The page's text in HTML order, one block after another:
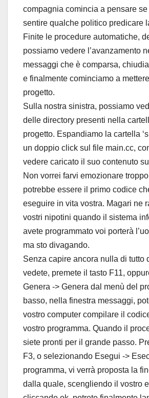
compagnia comincia a pensare
sentire qualche politico predicare
Finite le procedure automatiche,
possiamo vedere l’avanzamento
messaggi che è comparsa,
e finalmente cominciamo a
progetto.
Sulla nostra sinistra, possiamo
delle directory presenti nella
progetto. Espandiamo la cartella
un doppio click sul file main.cc,
vedere caricato il suo contenuto
Non vorrei farvi emozionare
potrebbe essere il primo codice
eseguire in vita vostra. Magari ne
vostri nipotini quando il sistema
avete programmato voi porterà
ma sto divagando.
Senza capire ancora nulla di tutto
vedete, premete il tasto F11,
Genera -> Genera dal menù del
basso, nella finestra messaggi,
vostro computer compilare il
vostro programma. Quando il
siete pronti per il grande passo.
F3, o selezionando Esegui ->
programma, vi verrà proposta la
dalla quale, scengliendo il vostro